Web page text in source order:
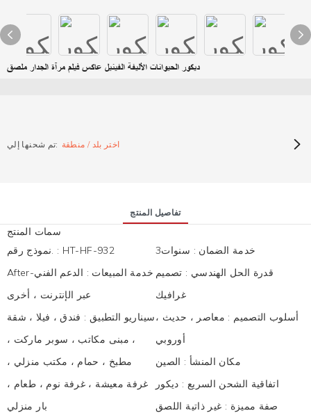
ديكور الحيوانات الأليفة الفينيل عاكس فيلم مرآة الجدار ملصق
تم شحنها إلي: اختر بلد / منطقة
تفاصيل المنتج
سمات المنتج
نموذج رقم. : HT-HF-932 خدمة الضمان : سنوات3
After-خدمة المبيعات : الدعم الفني
عبر الإنترنت ، أخرى
قدرة الحل الهندسي : تصميم
غرافيك
سيناريو التطبيق : فندق ، فيلا ، شقة
، مبنى مكاتب ، سوبر ماركت ،
مطبخ ، حمام ، مكتب منزلي ،
غرفة معيشة ، غرفة نوم ، طعام ،
بار منزلي
أسلوب التصميم : معاصر ، حديث ،
أوروبي
مكان المنشأ : الصين
اتفاقية الشحن السريع : ديكور
صفة مميزة : غير ذاتية اللصق